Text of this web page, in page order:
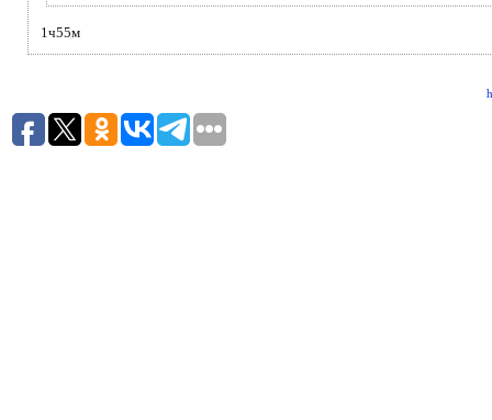
1ч55м